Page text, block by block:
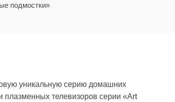
подмостки»
уникальную серию домашних
плазменных телевизоров серии «Art